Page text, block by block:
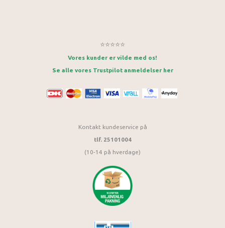
⭐⭐⭐⭐⭐
Vores kunder er vilde med os!
Se alle vores Trustpilot anmeldelser her
Kontakt kundeservice på
tlf. 25101004
(10-14 på hverdage)